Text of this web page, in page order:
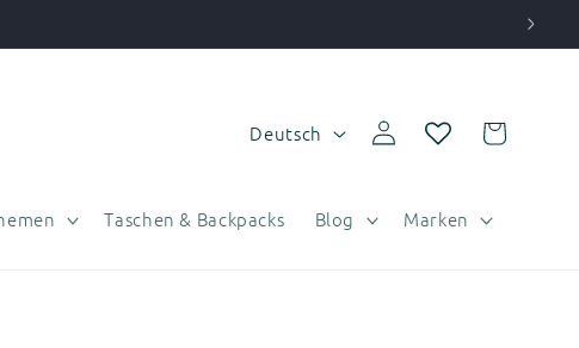
Taschen & Backpacks Blog Marken
S
r
Deutsch Einloggen Warenkorb